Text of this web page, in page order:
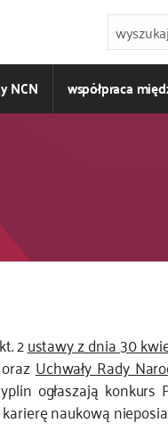
NCN współpraca
2ustawy z dnia 30
Uchwały Rady
ogłaszają
naukową